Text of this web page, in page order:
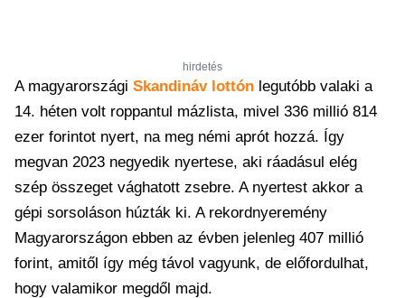
hirdetés
A magyarországi Skandináv lottón legutóbb valaki a
14. héten volt roppantul mázlista, mivel 336 millió 814
ezer forintot nyert, na meg némi aprót hozzá. Így
megvan 2023 negyedik nyertese, aki ráadásul elég
szép összeget vághatott zsebre. A nyertest akkor a
gépi sorsoláson húzták ki. A rekordnyeremény
Magyarországon ebben az évben jelenleg 407 millió
forint, amitől így még távol vagyunk, de előfordulhat,
hogy valamikor megdől majd.